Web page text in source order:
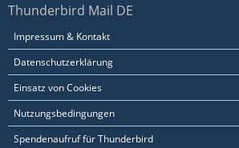
Thunderbird Mail DE
Impressum & Kontakt
Datenschutzerklärung
Einsatz von Cookies
Nutzungsbedingungen
Spendenaufruf für Thunderbird